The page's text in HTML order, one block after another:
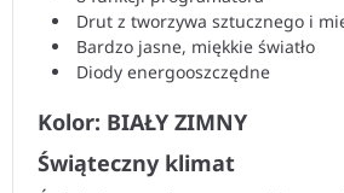
Drut z tworzywa sztucznego i
Bardzo jasne, miękkie światło
Diody energooszczędne
Kolor: BIAŁY ZIMNY
Świąteczny klimat